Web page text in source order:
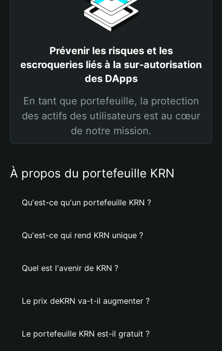
Prévenir les risques et les
escroqueries liés à la sur-autorisation
des DApps
En tant que portefeuille, la protection
des actifs des utilisateurs est au cœur
de notre mission.
À propos du portefeuille KRN
Qu'est-ce qu'un portefeuille KRN ?
Qu'est-ce qui rend KRN unique ?
Quel est l'avenir de KRN ?
Le prix deKRN va-t-il augmenter ?
Le portefeuille KRN est-il gratuit ?